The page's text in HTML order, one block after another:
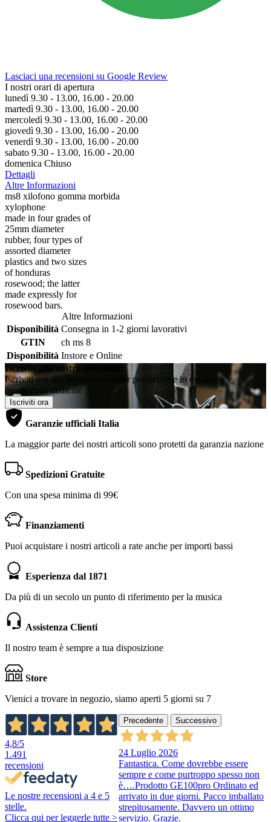
Lasciaci una recensioni su Google Review
I nostri orari di apertura
lunedì 9.30 - 13.00, 16.00 - 20.00
martedì 9.30 - 13.00, 16.00 - 20.00
mercoledì 9.30 - 13.00, 16.00 - 20.00
giovedì 9.30 - 13.00, 16.00 - 20.00
venerdì 9.30 - 13.00, 16.00 - 20.00
sabato 9.30 - 13.00, 16.00 - 20.00
domenica Chiuso
Dettagli
Altre Informazioni
ms8 xilofono gomma morbida
xylophone
made in four grades of
25mm diameter
rubber, four types of
assorted diameter
plastics and two sizes
of honduras
rosewood; the latter
made expressly for
rosewood bars.
Altre Informazioni
Disponibilità Consegna in 1-2 giorni lavorativi
GTIN
ch ms 8
Disponibilità Instore e Online
Iscriviti alla nostra newsletter
Iscriviti ora alla nostra newsletter per ricevere in esclusiva le
promozioni dedicate
Iscriviti ora
Garanzie ufficiali Italia
La maggior parte dei nostri articoli sono protetti da garanzia nazione
Spedizioni Gratuite
Con una spesa minima di 99€
Finanziamenti
Puoi acquistare i nostri articoli a rate anche per importi bassi
Esperienza dal 1871
Da più di un secolo un punto di riferimento per la musica
Assistenza Clienti
Il nostro team è sempre a tua disposizione
Store
Vienici a trovare in negozio, siamo aperti 5 giorni su 7
4,8/5
1.491
recensioni
Le nostre recensioni a 4 e 5
stelle.
Clicca qui per leggerle tutte >
Precedente Successivo
24 Luglio 2026
Fantastica. Come dovrebbe essere
sempre e come purtroppo spesso non
è….Prodotto GE100pro Ordinato ed
arrivato in due giorni. Pacco imballato
strepitosamente. Davvero un ottimo
servizio. Grazie.